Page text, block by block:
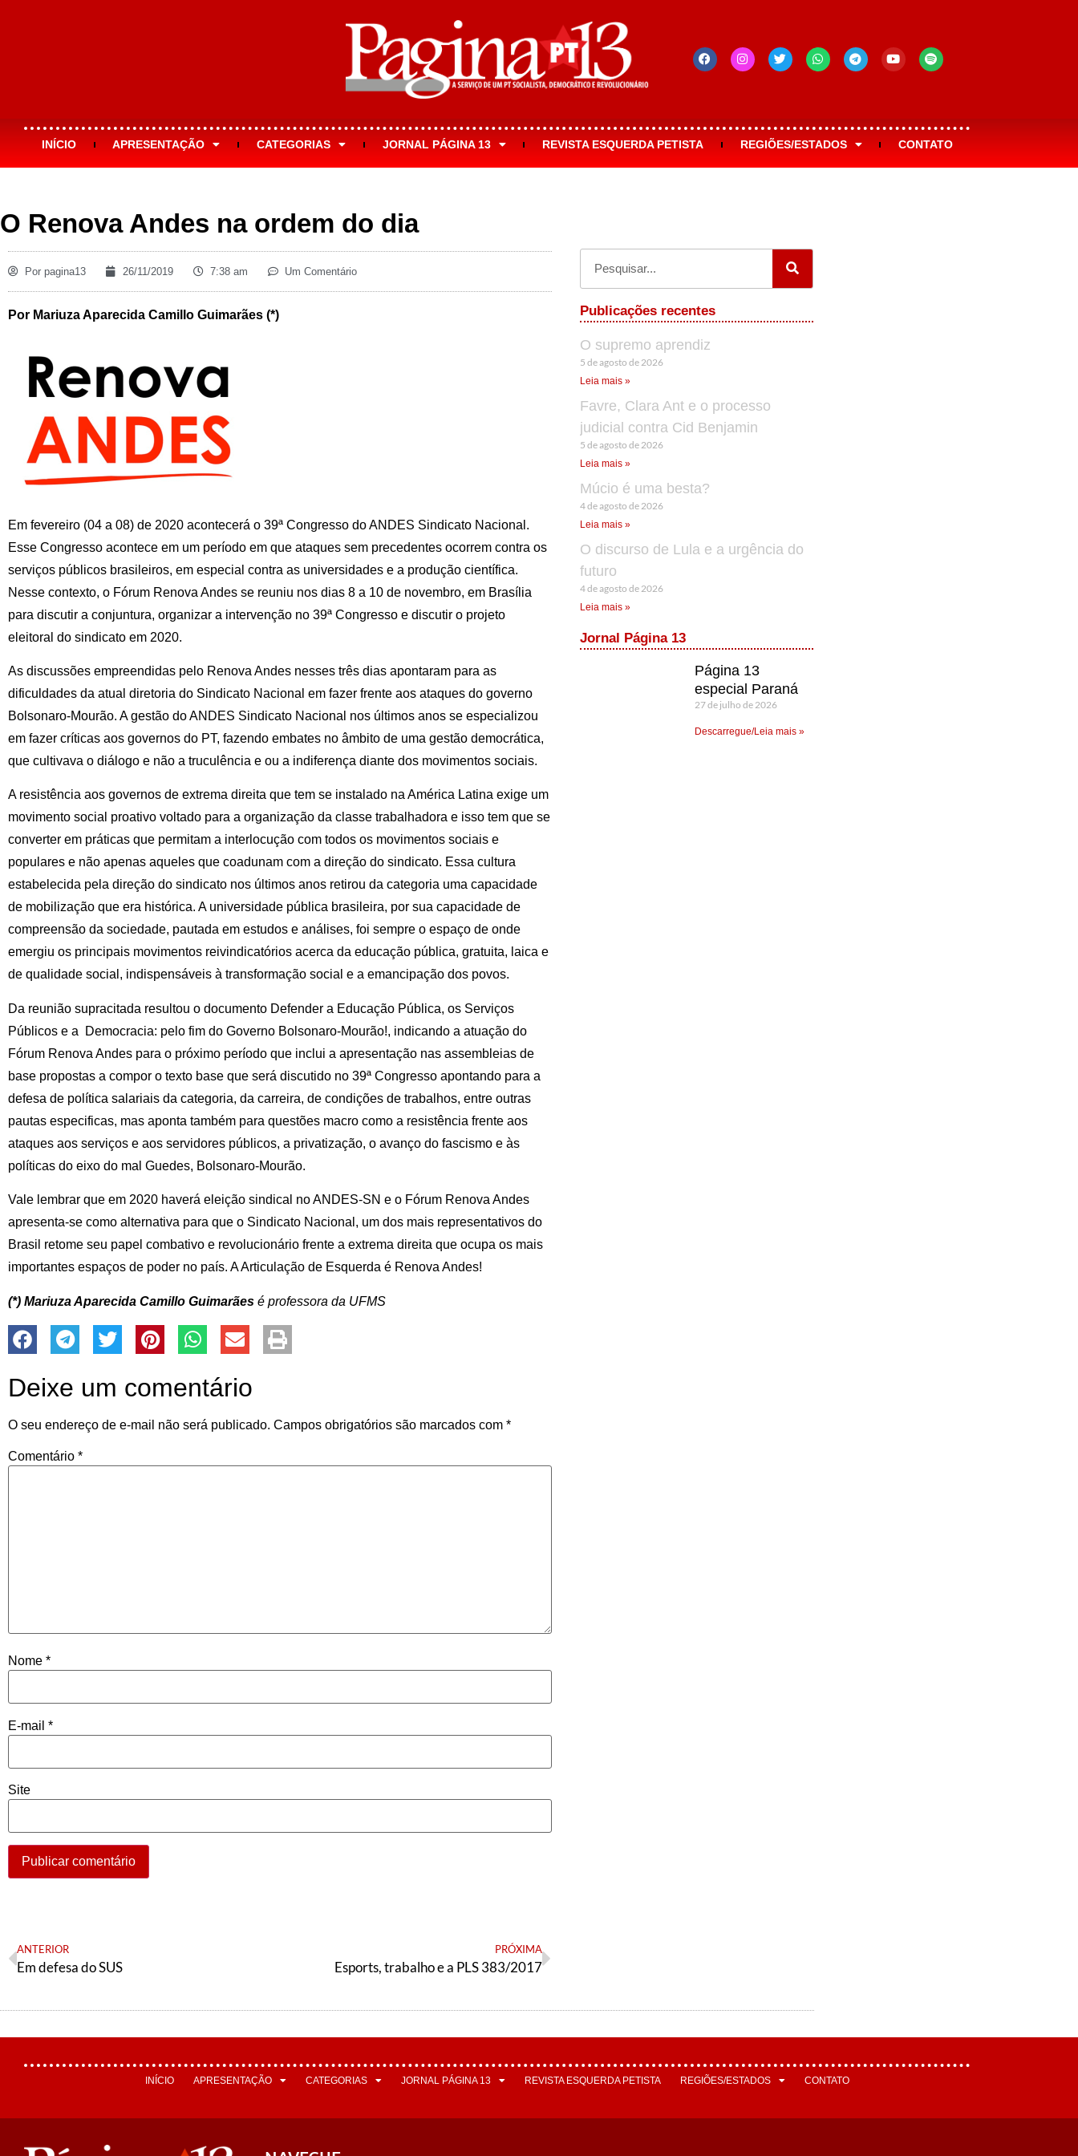
INÍCIO APRESENTAÇÃO CATEGORIAS JORNAL PÁGINA 13 REVISTA ESQUERDA PETISTA REGIÕES/ESTADOS CONTATO
O Renova Andes na ordem do dia
Por pagina13 26/11/2019 7:38 am Um Comentário
Por Mariuza Aparecida Camillo Guimarães (*)
Em fevereiro (04 a 08) de 2020 acontecerá o 39ª Congresso do ANDES Sindicato Nacional.
Esse Congresso acontece em um período em que ataques sem precedentes ocorrem contra os
serviços públicos brasileiros, em especial contra as universidades e a produção científica.
Nesse contexto, o Fórum Renova Andes se reuniu nos dias 8 a 10 de novembro, em Brasília
para discutir a conjuntura, organizar a intervenção no 39ª Congresso e discutir o projeto
eleitoral do sindicato em 2020.
As discussões empreendidas pelo Renova Andes nesses três dias apontaram para as
dificuldades da atual diretoria do Sindicato Nacional em fazer frente aos ataques do governo
Bolsonaro-Mourão. A gestão do ANDES Sindicato Nacional nos últimos anos se especializou
em fazer críticas aos governos do PT, fazendo embates no âmbito de uma gestão democrática,
que cultivava o diálogo e não a truculência e ou a indiferença diante dos movimentos sociais.
A resistência aos governos de extrema direita que tem se instalado na América Latina exige um
movimento social proativo voltado para a organização da classe trabalhadora e isso tem que se
converter em práticas que permitam a interlocução com todos os movimentos sociais e
populares e não apenas aqueles que coadunam com a direção do sindicato. Essa cultura
estabelecida pela direção do sindicato nos últimos anos retirou da categoria uma capacidade
de mobilização que era histórica. A universidade pública brasileira, por sua capacidade de
compreensão da sociedade, pautada em estudos e análises, foi sempre o espaço de onde
emergiu os principais movimentos reivindicatórios acerca da educação pública, gratuita, laica e
de qualidade social, indispensáveis à transformação social e a emancipação dos povos.
Da reunião supracitada resultou o documento Defender a Educação Pública, os Serviços
Públicos e a Democracia: pelo fim do Governo Bolsonaro-Mourão!, indicando a atuação do
Fórum Renova Andes para o próximo período que inclui a apresentação nas assembleias de
base propostas a compor o texto base que será discutido no 39ª Congresso apontando para a
defesa de política salariais da categoria, da carreira, de condições de trabalhos, entre outras
pautas especificas, mas aponta também para questões macro como a resistência frente aos
ataques aos serviços e aos servidores públicos, a privatização, o avanço do fascismo e às
políticas do eixo do mal Guedes, Bolsonaro-Mourão.
Vale lembrar que em 2020 haverá eleição sindical no ANDES-SN e o Fórum Renova Andes
apresenta-se como alternativa para que o Sindicato Nacional, um dos mais representativos do
Brasil retome seu papel combativo e revolucionário frente a extrema direita que ocupa os mais
importantes espaços de poder no país. A Articulação de Esquerda é Renova Andes!
(*) Mariuza Aparecida Camillo Guimarães é professora da UFMS
Deixe um comentário
O seu endereço de e-mail não será publicado. Campos obrigatórios são marcados com *
Comentário *
Nome *
E-mail *
Site
ANTERIOR
Em defesa do SUS
PRÓXIMA
Esports, trabalho e a PLS 383/2017
Publicações recentes
O supremo aprendiz
5 de agosto de 2026
Leia mais »
Favre, Clara Ant e o processo
judicial contra Cid Benjamin
5 de agosto de 2026
Leia mais »
Múcio é uma besta?
4 de agosto de 2026
Leia mais »
O discurso de Lula e a urgência do
futuro
4 de agosto de 2026
Leia mais »
Jornal Página 13
Página 13
especial Paraná
27 de julho de 2026
Descarregue/Leia mais »
INÍCIO APRESENTAÇÃO CATEGORIAS JORNAL PÁGINA 13 REVISTA ESQUERDA PETISTA REGIÕES/ESTADOS CONTATO